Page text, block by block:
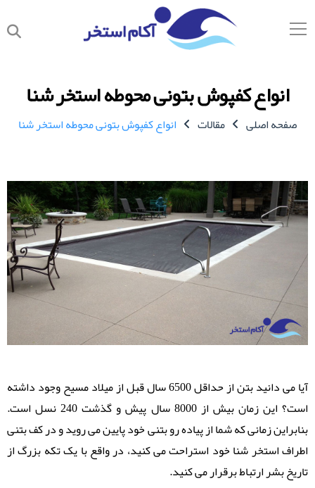
انواع کفپوش بتونی محوطه استخر شنا
صفحه اصلی مقالات انواع کفپوش بتونی محوطه استخر شنا
آیا می دانید بتن از حداقل 6500 سال قبل از میلاد مسیح وجود داشته
است؟ این زمان بیش از 8000 سال پیش و گذشت 240 نسل است.
بنابراین زمانی که شما از پیاده رو بتنی خود پایین می روید و در کف بتنی
اطراف استخر شنا خود استراحت می کنید، در واقع با یک تکه بزرگ از
تاریخ بشر ارتباط برقرار می‌ کنید.